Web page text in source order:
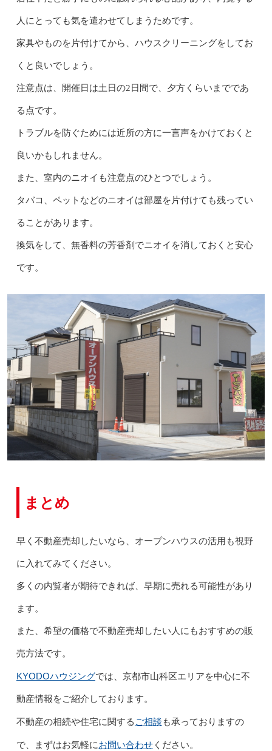
人にとっても気を遣わせてしまうためです。
家具やものを片付けてから、ハウスクリーニングをしてお
くと良いでしょう。
注意点は、開催日は土日の2日間で、夕方くらいまでであ
る点です。
トラブルを防ぐためには近所の方に一言声をかけておくと
良いかもしれません。
また、室内のニオイも注意点のひとつでしょう。
タバコ、ペットなどのニオイは部屋を片付けても残ってい
ることがあります。
換気をして、無香料の芳香剤でニオイを消しておくと安心
です。
まとめ
早く不動産売却したいなら、オープンハウスの活用も視野
に入れてみてください。
多くの内覧者が期待できれば、早期に売れる可能性があり
ます。
また、希望の価格で不動産売却したい人にもおすすめの販
売方法です。
KYODOハウジングでは、京都市山科区エリアを中心に不
動産情報をご紹介しております。
不動産の相続や住宅に関する ご相談 も承っておりますの
で、まずはお気軽にお問い合わせください。